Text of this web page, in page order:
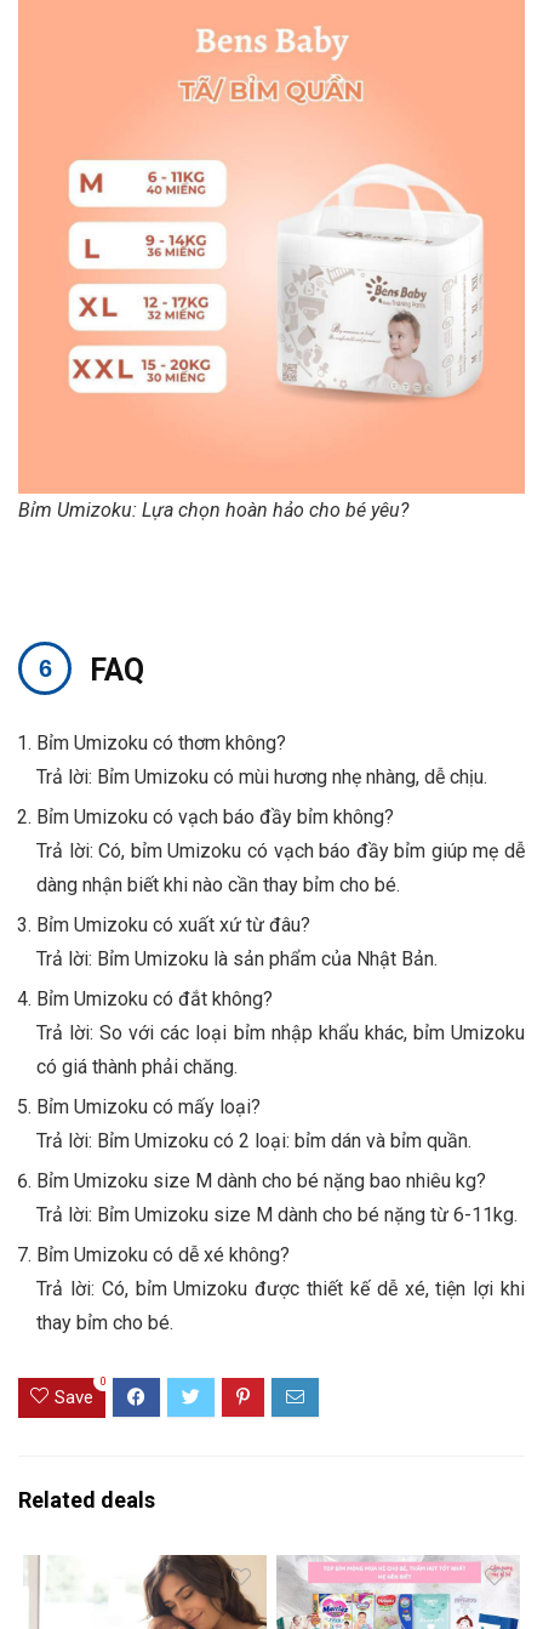
Bỉm Umizoku: Lựa chọn hoàn hảo cho bé yêu?
FAQ
Bỉm Umizoku có thơm không?
Trả lời: Bỉm Umizoku có mùi hương nhẹ nhàng, dễ chịu.
Bỉm Umizoku có vạch báo đầy bỉm không?
Trả lời: Có, bỉm Umizoku có vạch báo đầy bỉm giúp mẹ dễ
dàng nhận biết khi nào cần thay bỉm cho bé.
Bỉm Umizoku có xuất xứ từ đâu?
Trả lời: Bỉm Umizoku là sản phẩm của Nhật Bản.
Bỉm Umizoku có đắt không?
Trả lời: So với các loại bỉm nhập khẩu khác, bỉm Umizoku
có giá thành phải chăng.
Bỉm Umizoku có mấy loại?
Trả lời: Bỉm Umizoku có 2 loại: bỉm dán và bỉm quần.
Bỉm Umizoku size M dành cho bé nặng bao nhiêu kg?
Trả lời: Bỉm Umizoku size M dành cho bé nặng từ 6-11kg.
Bỉm Umizoku có dễ xé không?
Trả lời: Có, bỉm Umizoku được thiết kế dễ xé, tiện lợi khi
thay bỉm cho bé.
Save
0
Related deals